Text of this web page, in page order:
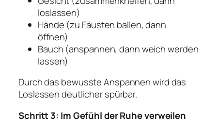
loslassen)
Hände (zu Fäusten ballen, dann
öffnen)
Bauch (anspannen, dann weich werden
lassen)
Durch das bewusste Anspannen wird das
Loslassen deutlicher spürbar.
Schritt 3: Im Gefühl der Ruhe verweilen